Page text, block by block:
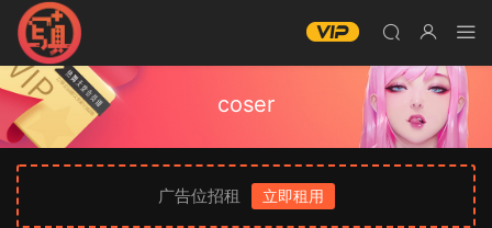
coser
广告位招租 立即租用